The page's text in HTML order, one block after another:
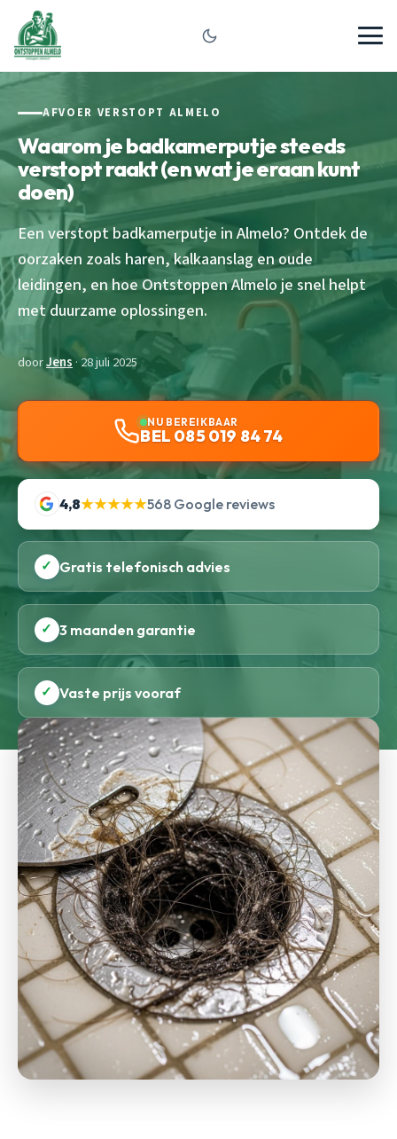
AFVOER VERSTOPT ALMELO
Waarom je badkamerputje steeds
verstopt raakt (en wat je eraan kunt
doen)
Een verstopt badkamerputje in Almelo? Ontdek de
oorzaken zoals haren, kalkaanslag en oude
leidingen, en hoe Ontstoppen Almelo je snel helpt
met duurzame oplossingen.
doorJens · 28 juli 2025
NU BEREIKBAAR
BEL 085 019 84 74
4,8★★★★★568 Google reviews
✓ Gratis telefonisch advies
✓ 3 maanden garantie
✓ Vaste prijs vooraf